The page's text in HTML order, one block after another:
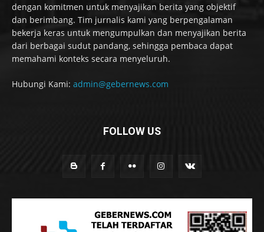
dengan komitmen untuk menyajikan berita yang objektif
dan berimbang. Tim jurnalis kami yang berpengalaman
bekerja keras untuk mengumpulkan dan menyajikan berita
dari berbagai sudut pandang, sehingga pembaca dapat
memahami konteks secara menyeluruh.
Hubungi Kami: admin@gebernews.com
FOLLOW US